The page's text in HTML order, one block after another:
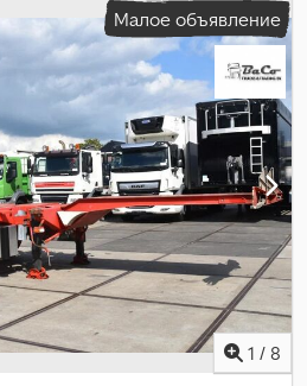
Малое объявление
1 / 8